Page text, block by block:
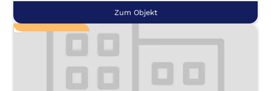
Zum Objekt